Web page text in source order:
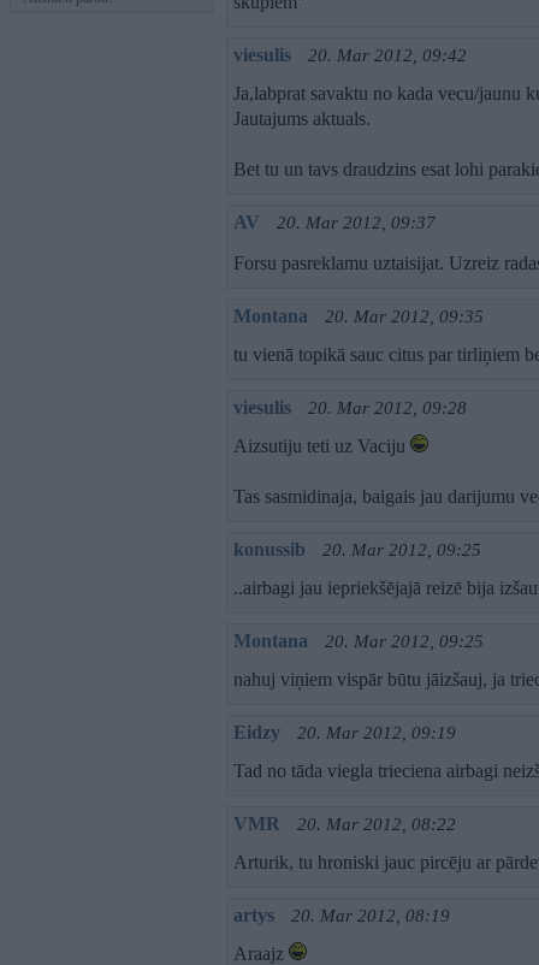
viesulis 20. Mar 2012, 09:42
Ja,labprat savaktu no kada vecu/jaunu
Jautajums aktuals.
Bet tu un tavs draudzins esat lohi
AV 20. Mar 2012, 09:37
Forsu pasreklamu uztaisijat. Uzreiz
Montana 20. Mar 2012, 09:35
tu vienā topikā sauc citus par tirliņiem
viesulis 20. Mar 2012, 09:28
Aizsutiju teti uz Vaciju
Tas sasmidinaja, baigais jau darijumu
konussib 20. Mar 2012, 09:25
..airbagi jau iepriekšējajā reizē bija
Montana 20. Mar 2012, 09:25
nahuj viņiem vispār būtu jāizšauj, ja
Eidzy 20. Mar 2012, 09:19
Tad no tāda viegla trieciena airbagi
VMR 20. Mar 2012, 08:22
Arturik, tu hroniski jauc pircēju ar
artys 20. Mar 2012, 08:19
Araajz